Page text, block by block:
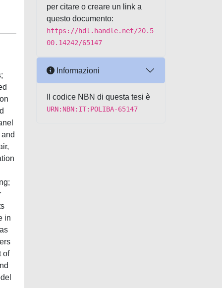
in
of
per citare o creare un link a
questo documento:
https://hdl.handle.net/20.5
00.14242/65147
Informazioni
Il codice NBN di questa tesi è
URN:NBN:IT:POLIBA-65147